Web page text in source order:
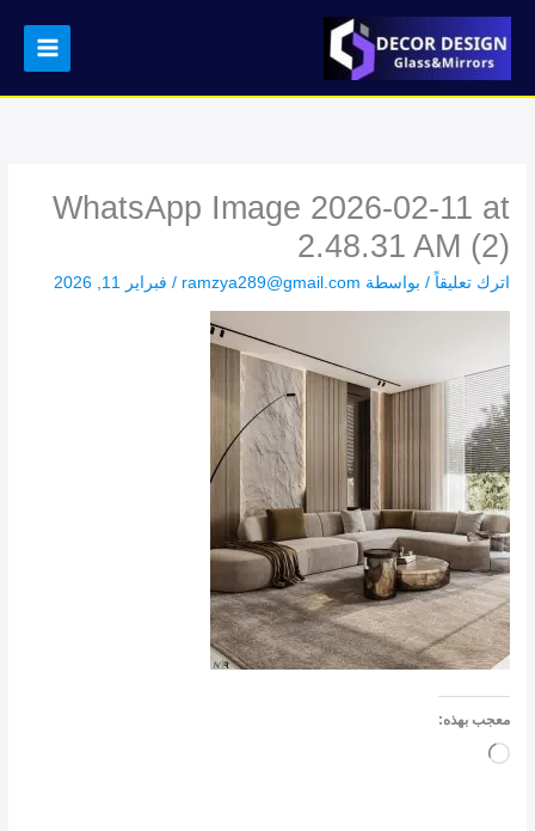
المحتوى
WhatsApp Image 2026-02-11 at
2.48.31 AM (2)
اترك تعليقاً / بواسطة ramzya289@gmail.com
/ فبراير 11, 2026
معجب بهذه:
جاري